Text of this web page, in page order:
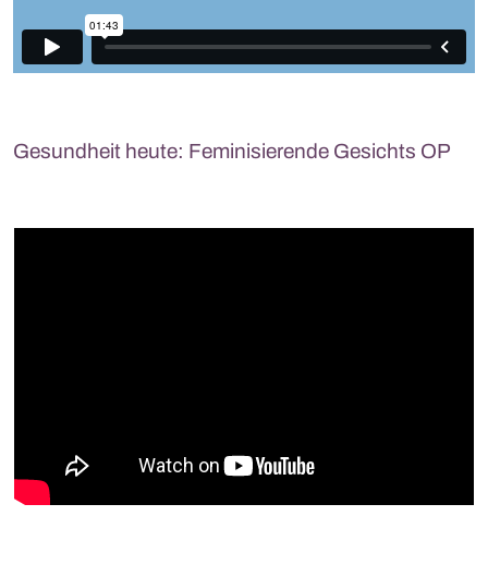
Gesundheit heute: Feminisierende Gesichts OP